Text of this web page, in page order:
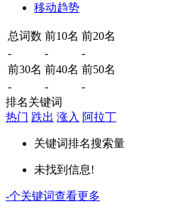
移动趋势
总词数 前10名 前20名
-
-
-
前30名 前40名 前50名
-
-
-
排名关键词
热门 跌出 涨入 阿拉丁
关键词排名搜索量
未找到信息!
-个关键词查看更多